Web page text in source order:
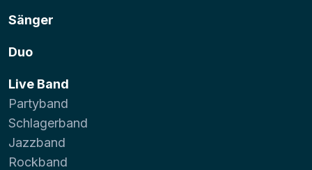
Sänger
Duo
Live Band
Partyband
Schlagerband
Jazzband
Rockband